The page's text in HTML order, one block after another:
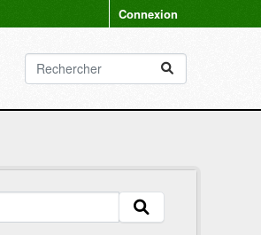
Connexion